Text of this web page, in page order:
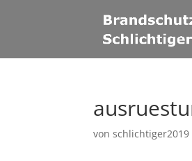
vonschlichtiger2019